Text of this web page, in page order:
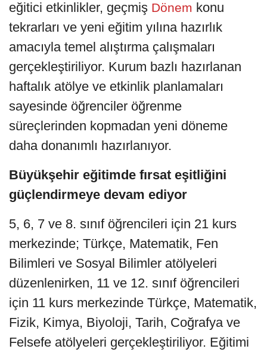
eğitici etkinlikler, geçmiş Dönem konu
tekrarları ve yeni eğitim yılına hazırlık
amacıyla temel alıştırma çalışmaları
gerçekleştiriliyor. Kurum bazlı hazırlanan
haftalık atölye ve etkinlik planlamaları
sayesinde öğrenciler öğrenme
süreçlerinden kopmadan yeni döneme
daha donanımlı hazırlanıyor.
Büyükşehir eğitimde fırsat eşitliğini
güçlendirmeye devam ediyor
5, 6, 7 ve 8. sınıf öğrencileri için 21 kurs
merkezinde; Türkçe, Matematik, Fen
Bilimleri ve Sosyal Bilimler atölyeleri
düzenlenirken, 11 ve 12. sınıf öğrencileri
için 11 kurs merkezinde Türkçe, Matematik,
Fizik, Kimya, Biyoloji, Tarih, Coğrafya ve
Felsefe atölyeleri gerçekleştiriliyor. Eğitimi